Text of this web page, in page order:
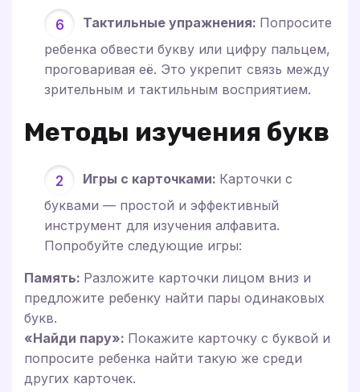
Тактильные упражнения: Попросите
ребенка обвести букву или цифру пальцем,
проговаривая её. Это укрепит связь между
зрительным и тактильным восприятием.
Методы изучения букв
Игры с карточками: Карточки с
буквами — простой и эффективный
инструмент для изучения алфавита.
Попробуйте следующие игры:
Память: Разложите карточки лицом вниз и
предложите ребенку найти пары одинаковых
букв.
«Найди пару»: Покажите карточку с буквой и
попросите ребенка найти такую же среди
других карточек.